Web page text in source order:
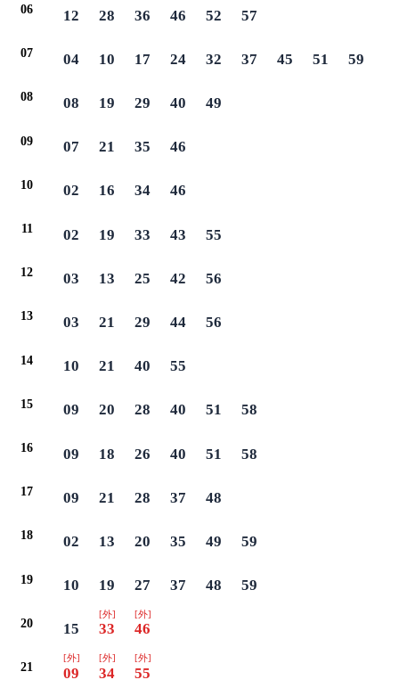
06 12 28 36 46 52 57
07 04 10 17 24 32 37 45 51 59
08 08 19 29 40 49
09 07 21 35 46
10 02 16 34 46
11 02 19 33 43 55
12 03 13 25 42 56
13 03 21 29 44 56
14 10 21 40 55
15 09 20 28 40 51 58
16 09 18 26 40 51 58
17 09 21 28 37 48
18 02 13 20 35 49 59
19 10 19 27 37 48 59
20 15
[外]
33
[外]
46
21
[外]
09
[外]
34
[外]
55